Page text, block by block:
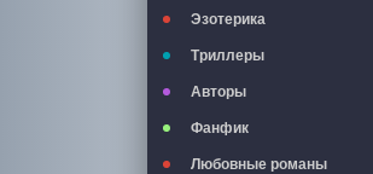
Эзотерика
Триллеры
Авторы
Фанфик
Любовные романы